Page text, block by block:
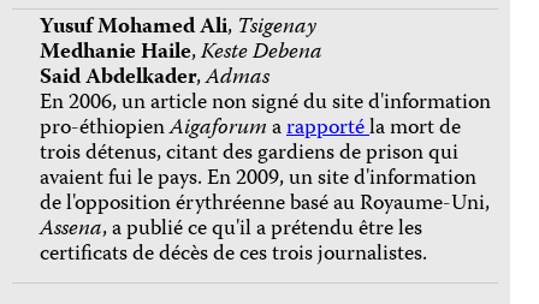
Yusuf Mohamed Ali, Tsigenay
Medhanie Haile,Keste Debena
Said Abdelkader,Admas
En 2006, un article non signé du site d'information
pro-éthiopienAigaforumarapportéla mort de
trois détenus, citant des gardiens de prison qui
avaient fui le pays. En 2009, un site d'information
de l'opposition érythréenne basé au Royaume-Uni,
Assena, a publié ce qu'il a prétendu être les
certificats de décès de ces trois journalistes.